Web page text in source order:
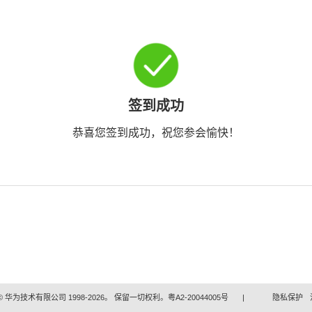
签到成功
恭喜您签到成功，祝您参会愉快！
华为技术有限公司 1998-2026。 保留一切权利。粤A2-20044005号 | 隐私保护